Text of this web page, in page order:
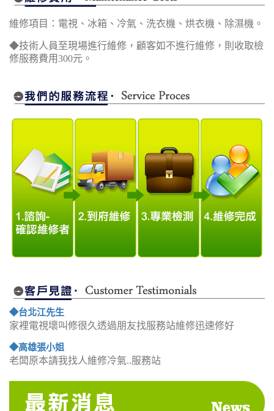
維修項目：電視、冰箱、冷氣、洗衣機、烘衣機、除濕機。
◆技術人員至現場進行維修，顧客如不進行維修，則收取檢
修服務費用300元。
◆台北江先生
家裡電視壞叫修很久透過朋友找服務站維修迅速修好
◆高雄張小姐
老闆原本請我找人維修冷氣..服務站